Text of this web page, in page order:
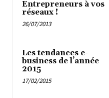
Entrepreneurs à vos
réseaux !
26/07/2013
Les tendances e-
business de l’année
2015
17/02/2015